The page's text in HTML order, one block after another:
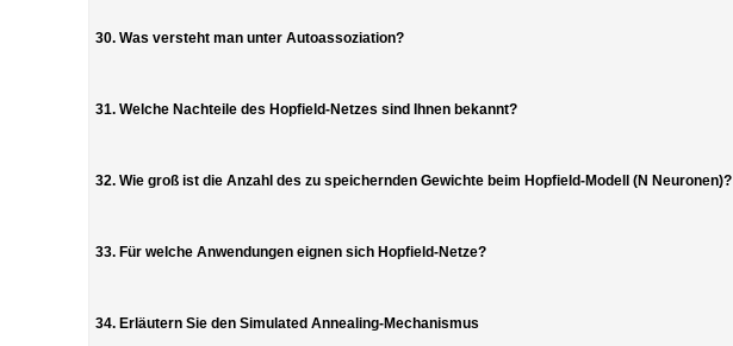
30. Was versteht man unter Autoassoziation?
31. Welche Nachteile des Hopfield-Netzes sind Ihnen bekannt?
32. Wie groß ist die Anzahl des zu speichernden Gewichte beim Hopfield-Modell (N Neuronen)?
33. Für welche Anwendungen eignen sich Hopfield-Netze?
34. Erläutern Sie den Simulated Annealing-Mechanismus